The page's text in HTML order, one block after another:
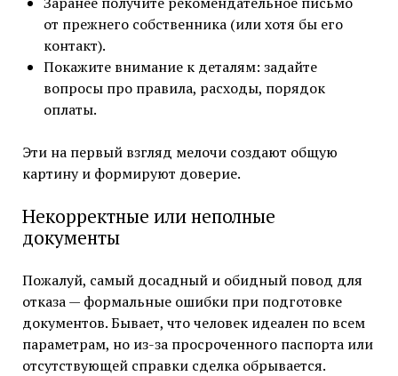
от прежнего собственника (или хотя бы его
контакт).
Покажите внимание к деталям: задайте
вопросы про правила, расходы, порядок
оплаты.
Эти на первый взгляд мелочи создают общую
картину и формируют доверие.
Некорректные или неполные
документы
Пожалуй, самый досадный и обидный повод для
отказа — формальные ошибки при подготовке
документов. Бывает, что человек идеален по всем
параметрам, но из-за просроченного паспорта или
отсутствующей справки сделка обрывается.